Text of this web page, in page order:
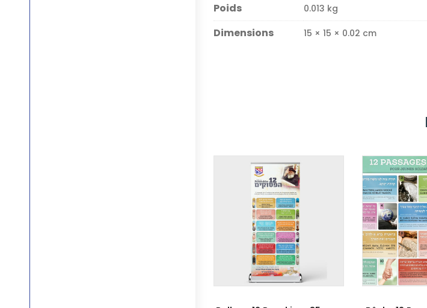
Poids 0.013 kg
Dimensions 15 × 15 × 0.02 cm